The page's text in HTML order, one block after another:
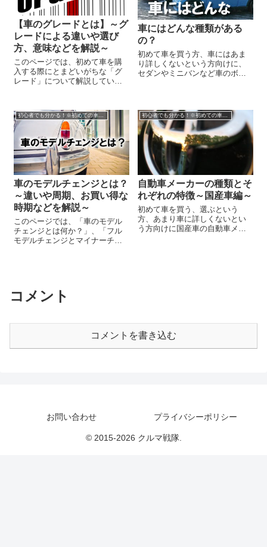
【車のグレードとは】～グ
レードによる違いや選び
方、意味などを解説～
このページでは、初めて車を購
入する際にとまどいがちな「グ
レード」について解説していま
との違いや意味、またグレード
を選ぶときのポイントなどを解
説しています。 グレードとは？
...
車にはどんな種類がある
の？
初めて車を買う方、車にはあま
り詳しくないという方向けに、
セダンやミニバンなど車のボデ
いて解説しています。車を選ぶ
前に車にはどんな種類があるの
かを知っておきましょう。
初心者でも分かる！※初めての車の買い方・選び方
車のモデルチェンジとは？
～違いや周期、お買い得な
時期などを解説～
このページでは、「車のモデル
チェンジとは何か？」、「フル
モデルチェンジとマイナーチェ
初心者でも分かる！※初めての車の買い方・選び方
自動車メーカーの種類とそ
れぞれの特徴～国産車編～
初めて車を買う、選ぶという
方、あまり車に詳しくないとい
う方向けに国産車の自動車メー
コメント
コメントを書き込む
お問い合わせ プライバシーポリシー
© 2015-2026 クルマ戦隊.